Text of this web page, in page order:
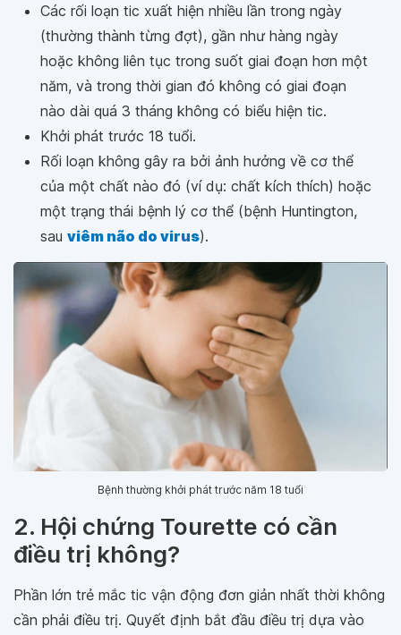
Các rối loạn tic xuất hiện nhiều lần trong ngày
(thường thành từng đợt), gần như hàng ngày
hoặc không liên tục trong suốt giai đoạn hơn một
năm, và trong thời gian đó không có giai đoạn
nào dài quá 3 tháng không có biểu hiện tic.
Khởi phát trước 18 tuổi.
Rối loạn không gây ra bởi ảnh hưởng về cơ thể
của một chất nào đó (ví dụ: chất kích thích) hoặc
một trạng thái bệnh lý cơ thể (bệnh Huntington,
sau viêm não do virus).
Bệnh thường khởi phát trước năm 18 tuổi
2. Hội chứng Tourette có cần
điều trị không?
Phần lớn trẻ mắc tic vận động đơn giản nhất thời không
cần phải điều trị. Quyết định bắt đầu điều trị dựa vào